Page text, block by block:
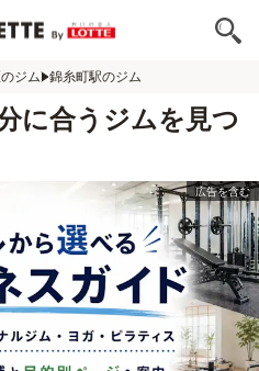
ジム 錦糸町駅のジム
に合うジムを見つ